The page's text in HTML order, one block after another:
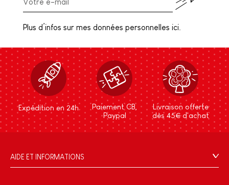
Plus d’infos sur mes données personnelles ici.
Expédition en 24h
Paiement CB,
Paypal
Livraison offerte
dès 45€ d'achat
AIDE ET INFORMATIONS